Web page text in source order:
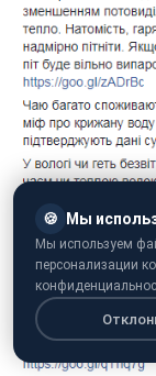
🍪 Мы
Мы используем
персонализации